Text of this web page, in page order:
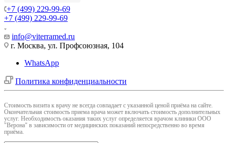
+7 (499) 229-99-69
+7 (499) 229-99-69
info@viterramed.ru
г. Москва, ул. Профсоюзная, 104
WhatsApp
Политика конфиденциальности
Cтоимость визита к врачу не всегда совпадает с указанной ценой приёма на сайте.
Окончательная стоимость приема врача может включать стоимость дополнительных
услуг. Необходимость оказания таких услуг определяется врачом клиники ООО
"Верона" в зависимости от медицинских показаний непосредственно во время
приёма.